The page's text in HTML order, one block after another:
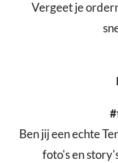
Vergeet je
Ben jij een echte
foto's en